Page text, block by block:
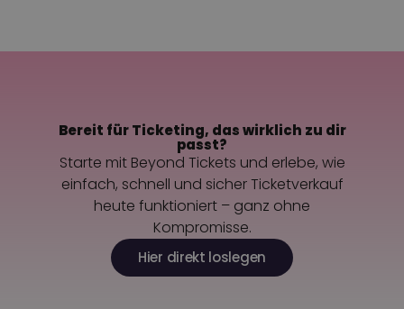
Kontaktiere uns
Bereit für Ticketing, das wirklich zu dir
passt?
Starte mit Beyond Tickets und erlebe, wie
einfach, schnell und sicher Ticketverkauf
heute funktioniert – ganz ohne
Kompromisse.
Hier direkt loslegen